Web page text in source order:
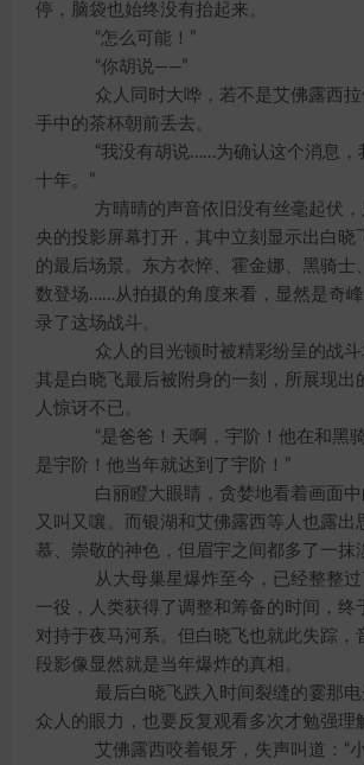
停，脑袋也始终没有抬起来。
“怎么可能！”
“你胡说——”
众人同时大哗，若不是艾佛露西拉
手中的茶杯朝前丢去。
“我没有胡说……为确认这个消息，
十年。”
方晴晴的声音依旧没有丝毫起伏，
央的投影屏幕打开，其中立刻显示出白晓
的最后场景。东方衣悴、霍金娜、黑骑士
数登场……从拍摄的角度来看，显然是奇
录了这场战斗。
众人的目光顿时被精彩纷呈的战斗
其是白晓飞最后被附身的一刻，所展现出
人惊讶不已。
“是爸爸！天啊，宇阶！他在和黑
是宇阶！他当年就达到了宇阶！”
白丽瞪大眼睛，贪婪地看着画面中
又叫又嚷。而银湖和艾佛露西等人也露出
慕、崇敬的神色，但眉宇之间都多了一抹
从大母巢星爆炸至今，已经整整过
一役，人类获得了调整和筹备的时间，终
对持于夜马河系。但白晓飞也就此失踪
段影像显然就是当年爆炸的真相。
最后白晓飞跌入时间裂缝的霎那电
众人的眼力，也要反复观看多次才勉强理
艾佛露西咬着银牙，失声叫道：“